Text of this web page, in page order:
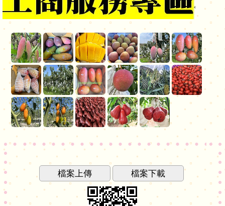
檔案上傳 檔案下載